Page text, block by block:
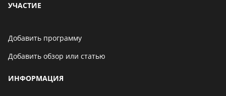
УЧАСТИЕ
Добавить программу
Добавить обзор или статью
ИНФОРМАЦИЯ